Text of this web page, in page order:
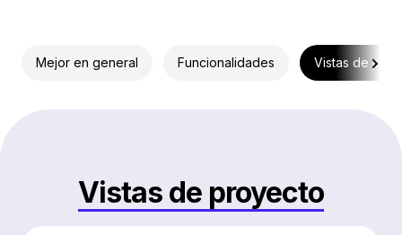
Mejor en general Funcionalidades Vistas de
Vistas de proyecto